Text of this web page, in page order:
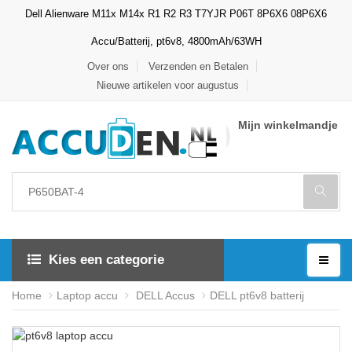
Dell Alienware M11x M14x R1 R2 R3 T7YJR P06T 8P6X6 08P6X6
Accu/Batterij, pt6v8, 4800mAh/63WH
Over ons
Verzenden en Betalen
Nieuwe artikelen voor augustus
Mijn winkelmandje
Kies een categorie
Home Laptop accu DELL Accus DELL pt6v8 batterij